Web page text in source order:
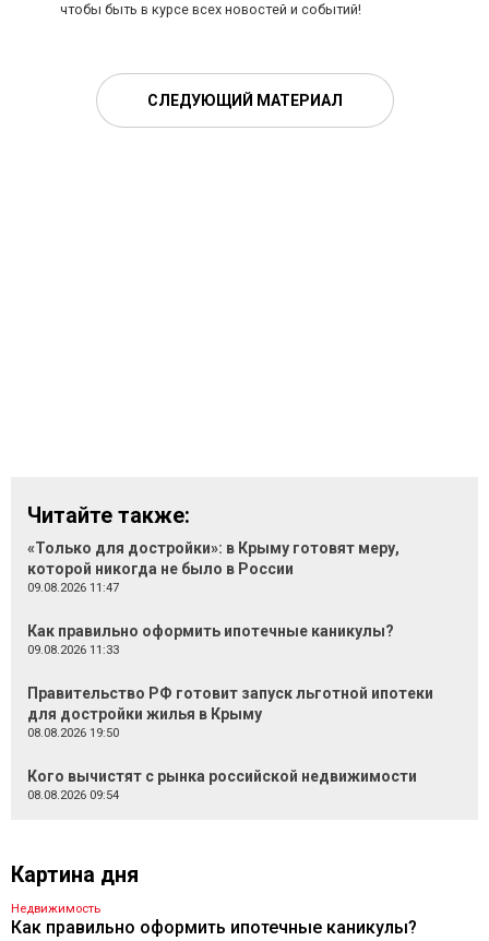
чтобы быть в курсе всех новостей и событий!
СЛЕДУЮЩИЙ МАТЕРИАЛ
Читайте также:
«Только для достройки»: в Крыму готовят меру,
которой никогда не было в России
09.08.2026 11:47
Как правильно оформить ипотечные каникулы?
09.08.2026 11:33
Правительство РФ готовит запуск льготной ипотеки
для достройки жилья в Крыму
08.08.2026 19:50
Кого вычистят с рынка российской недвижимости
08.08.2026 09:54
Картина дня
Недвижимость
Как правильно оформить ипотечные каникулы?